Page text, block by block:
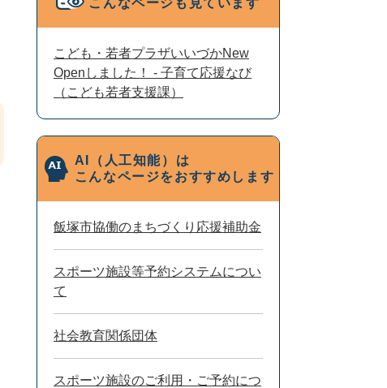
こんなページも見ています
こども・若者プラザいいづかNew
Openしました！ - 子育て応援なび
（こども若者支援課）
AI（人工知能）は
こんなページをおすすめします
飯塚市協働のまちづくり応援補助金
スポーツ施設等予約システムについ
て
社会教育関係団体
スポーツ施設のご利用・ご予約につ